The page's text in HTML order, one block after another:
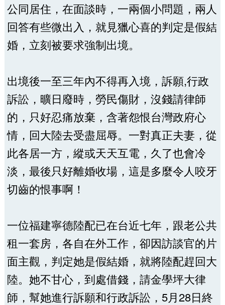
公同居住，在面談時，一兩個小問題，兩人
回答有些微出入，就見獵心喜的判定是假結
婚，立刻被要求強制出境。
出境後一至三年內不得再入境，訴願,行政
訴訟，曠日廢時，勞民傷財，沒錢請律師
的，只好忍痛放棄，含著怨恨台灣政府心
情，回大陸去受盡屈辱。一對真正夫妻，從
此各居一方，縱或天天互電，久了也會冷
淡，最後只好離婚收場，這是多麼令人咬牙
切齒的恨事啊！
一位福建寧德陸配已在台近七年，跟老公共
租一套房，各自在外工作，卻因訪談官的片
面主觀，判定她是假結婚，就將陸配趕回大
陸。她不甘心，到處借錢，請金學坪大律
師，幫她進行訴願和行政訴訟，5月28日終